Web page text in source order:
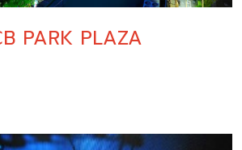
PARK PLAZA